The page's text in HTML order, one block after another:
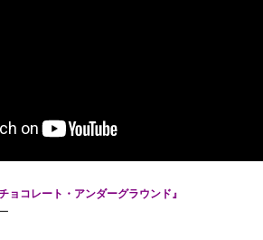
ョコレート・アンダーグラウンド』